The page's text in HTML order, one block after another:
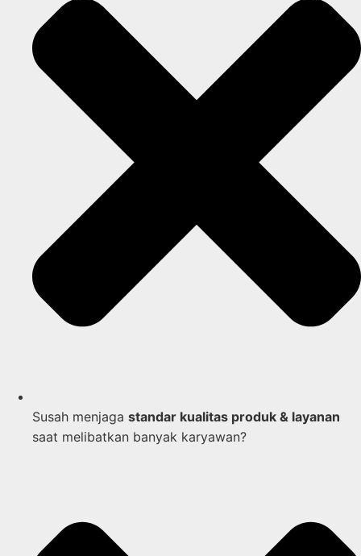
Susah menjaga standar kualitas produk & layanan
saat melibatkan banyak karyawan?